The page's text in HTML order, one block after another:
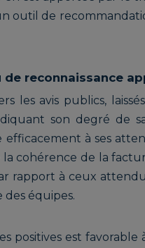
outil de
de reconnaissance
les avis publics,
son degré de
à ses
la cohérence de la
rapport à ceux
des équipes.
positives est